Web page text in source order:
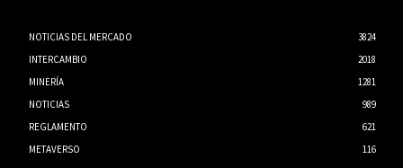
NOTICIAS DEL MERCADO
3824
INTERCAMBIO
2018
MINERÍA
1281
NOTICIAS
989
REGLAMENTO
621
METAVERSO
116